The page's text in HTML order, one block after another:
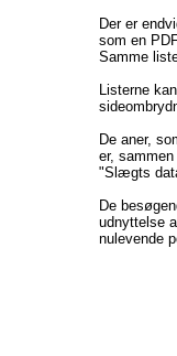
Der er
som en
Samme
Listerne
De aner,
er,
"Slægts
De
udnyttelse
nulevende